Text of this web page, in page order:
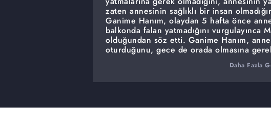
zaten annesinin sağlıklı bir insan
Ganime Hanım, olaydan 5 hafta önce
balkonda falan yatmadığını vurgulayınca
olduğundan söz etti. Ganime Hanım,
oturduğunu, gece de orada olmasına
gereksiz ayrıntılar anlattığını, kendisi
ağlayamadığını ama Emel Hanım'ın her
Daha Fazla